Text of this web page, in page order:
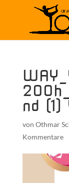
nd (1)
von Othmar
Kommentare